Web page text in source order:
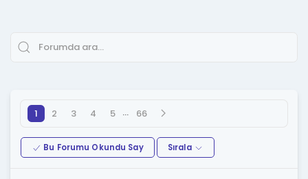
1 2 3 4 5 … 66
Bu Forumu Okundu Say Sırala